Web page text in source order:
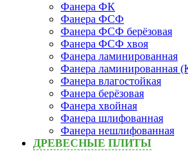
Фанера ФК
Фанера ФСФ
Фанера ФСФ берёзовая
Фанера ФСФ хвоя
Фанера ламинированная
Фанера ламинированная
Фанера влагостойкая
Фанера берёзовая
Фанера хвойная
Фанера шлифованная
Фанера нешлифованная
ДРЕВЕСНЫЕ ПЛИТЫ